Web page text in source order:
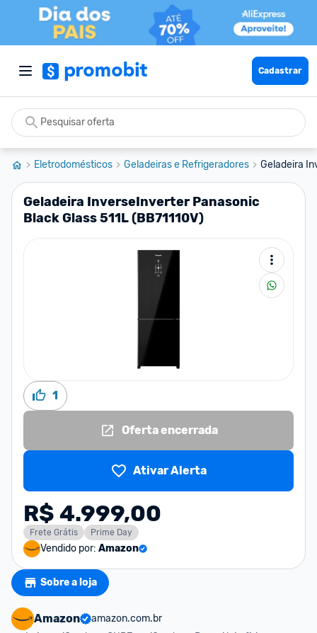
Cadastrar
Eletrodomésticos Geladeiras e Refrigeradores Geladeira
Geladeira InverseInverter Panasonic
Black Glass 511L (BB71110V)
1
Oferta encerrada
Ativar Alerta
R$ 4.999,00
Frete Grátis Prime Day
Vendido por: Amazon
Sobre a loja
Amazon
amazon.com.br